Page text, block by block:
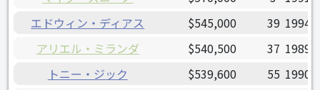
エドウィン・ディアス
$545,000 39 1994/
アリエル・ミランダ
$540,500 37 1989/
トニー・ジック
$539,600 55 1990/